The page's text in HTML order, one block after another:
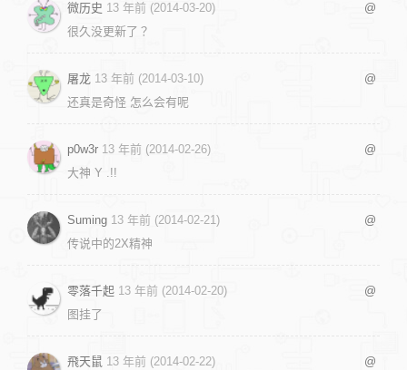
微历史 13 年前 (2014-03-20)
@
很久没更新了？
屠龙 13 年前 (2014-03-10)
@
还真是奇怪 怎么会有呢
p0w3r 13 年前 (2014-02-26)
@
大神 Y .!!
Suming 13 年前 (2014-02-21)
@
传说中的2X精神
零落千起 13 年前 (2014-02-20)
@
图挂了
飛天鼠 13 年前 (2014-02-22)
@